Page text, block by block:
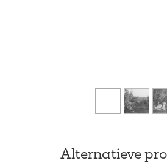
Alternatieve